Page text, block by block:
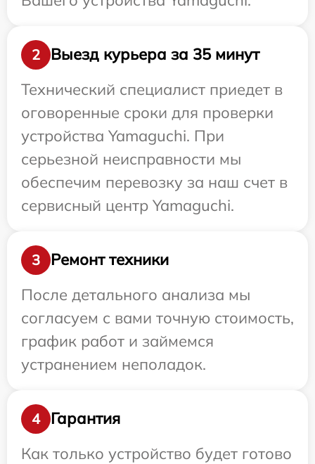
2
Выезд курьера за 35 минут
Технический специалист приедет в
оговоренные сроки для проверки
устройства Yamaguchi. При
серьезной неисправности мы
обеспечим перевозку за наш счет в
сервисный центр Yamaguchi.
3
Ремонт техники
После детального анализа мы
согласуем с вами точную стоимость,
график работ и займемся
устранением неполадок.
4
Гарантия
Как только устройство будет готово